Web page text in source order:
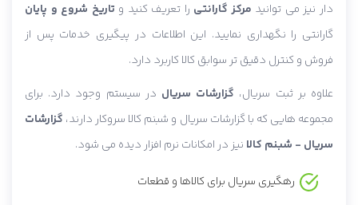
دار نیز می توانید مرکز گارانتی را تعریف کنید و تاریخ شروع و پایان
گارانتی را نگهداری نمایید. این اطلاعات در پیگیری خدمات پس از
فروش و کنترل دقیق تر سوابق کالا کاربرد دارد.
علاوه بر ثبت سریال، گزارشات سریال در سیستم وجود دارد. برای
مجموعه هایی که با گزارشات سریال و شبنم کالا سروکار دارند، گزارشات
سریال - شبنم کالا نیز در امکانات نرم افزار دیده می شود.
رهگیری سریال برای کالاها و قطعات